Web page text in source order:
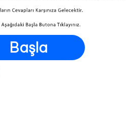
Başla